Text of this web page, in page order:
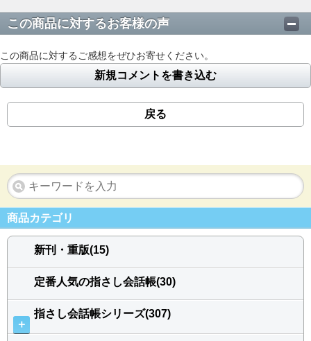
この商品に対するお客様の声
この商品に対するご感想をぜひお寄せください。
新規コメントを書き込む
戻る
商品カテゴリ
新刊・重版(15)
定番人気の指さし会話帳(30)
＋
指さし会話帳シリーズ(307)